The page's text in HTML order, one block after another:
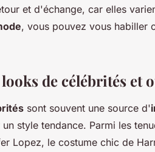
et d'échange, car elles
, vous pouvez vous habiller
de célébrités et
sont souvent une source d'
style tendance. Parmi les
Lopez, le costume chic de